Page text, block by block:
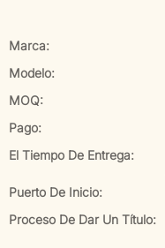
Marca:
Modelo:
MOQ:
Pago:
El Tiempo De Entrega:
Puerto De Inicio:
Proceso De Dar Un Título: